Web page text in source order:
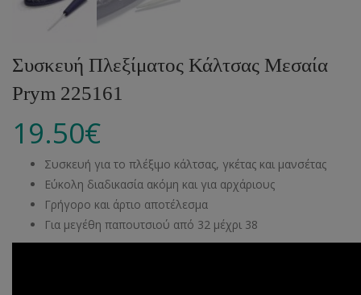
Συσκευή Πλεξίματος Κάλτσας Μεσαία
Prym 225161
19.50€
Συσκευή για το πλέξιμο κάλτσας, γκέτας και μανσέτας
Εύκολη διαδικασία ακόμη και για αρχάριους
Γρήγορο και άρτιο αποτέλεσμα
Για μεγέθη παπουτσιού από 32 μέχρι 38